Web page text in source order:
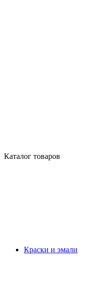
Каталог товаров
Краски и эмали